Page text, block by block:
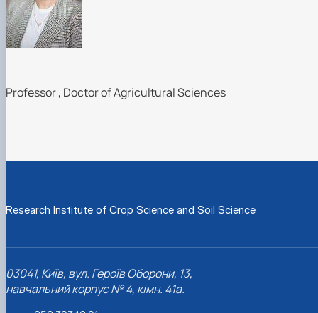
Professor, Doctor of Agricultural Sciences
Research Institute of Crop Science and Soil Science
03041, Київ, вул. Героїв Оборони, 13,
навчальний корпус № 4, кімн. 41а.